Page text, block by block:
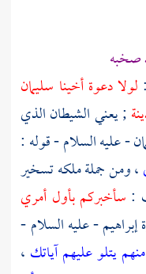
صخبه
لولا دعوة أخينا سليمان
; يعني الشيطان الذي
- عليه السلام - قوله :
، ومن جملة ملكه تسخير
: سأخبركم بأول أمري
إبراهيم- عليه السلام -
يتلو عليهم آياتك ،